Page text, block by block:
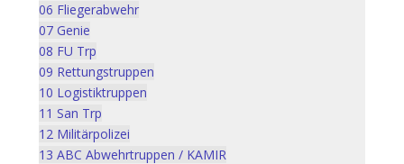
06 Fliegerabwehr
07 Genie
08 FU Trp
09 Rettungstruppen
10 Logistiktruppen
11 San Trp
12 Militärpolizei
13 ABC Abwehrtruppen / KAMIR